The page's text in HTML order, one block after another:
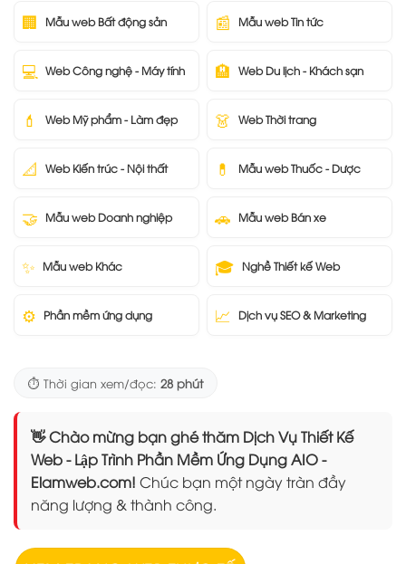
🏢 Mẫu web Bất động sản 📰 Mẫu web Tin tức
💻 Web Công nghệ - Máy tính 🏨 Web Du lịch - Khách sạn
💄 Web Mỹ phẩm - Làm đẹp 👗 Web Thời trang
📐 Web Kiến trúc - Nội thất 💊 Mẫu web Thuốc - Dược
🤝 Mẫu web Doanh nghiệp 🚗 Mẫu web Bán xe
✨ Mẫu web Khác 🎓 Nghề Thiết kế Web
⚙️ Phần mềm ứng dụng 📈 Dịch vụ SEO & Marketing
⏱️ Thời gian xem/đọc: 28 phút
👋 Chào mừng bạn ghé thăm Dịch Vụ Thiết Kế
Web - Lập Trình Phần Mềm Ứng Dụng AIO -
Elamweb.com! Chúc bạn một ngày tràn đầy
năng lượng & thành công.